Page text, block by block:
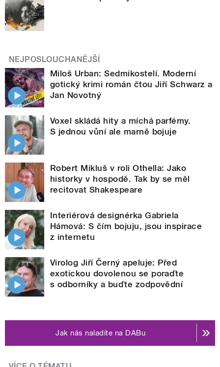
NEJPOSLOUCHANĚJŠÍ
Miloš Urban: Sedmikostelí. Moderní
gotický krimi román čtou Jiří Schwarz a
Jan Novotný
Voxel skládá hity a míchá parfémy.
S jednou vůní ale marně bojuje
Robert Mikluš v roli Othella: Jako
historky v hospodě. Tak by se měl
recitovat Shakespeare
Interiérová designérka Gabriela
Hámová: S čím bojuju, jsou inspirace
z internetu
Virolog Jiří Černý apeluje: Před
exotickou dovolenou se poraďte
s odborníky a buďte zodpovědní
Jak nás naladíte na DABu